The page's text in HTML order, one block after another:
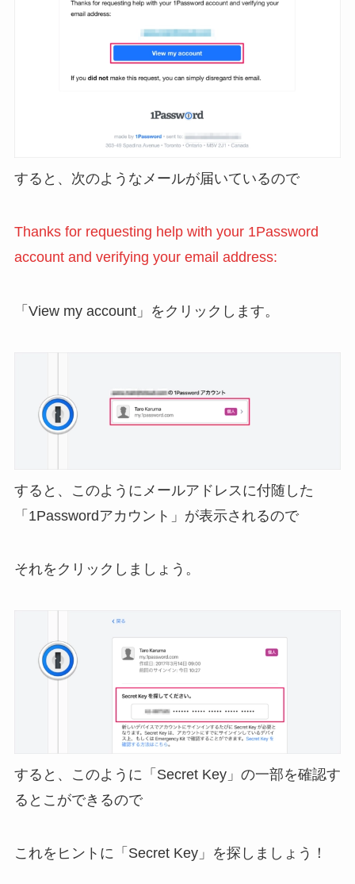
すると、次のようなメールが届いているので
Thanks for requesting help with your 1Password
account and verifying your email address:
「View my account」をクリックします。
すると、このようにメールアドレスに付随した
「1Passwordアカウント」が表示されるので
それをクリックしましょう。
すると、このように「Secret Key」の一部を確認す
るとこができるので
これをヒントに「Secret Key」を探しましょう！